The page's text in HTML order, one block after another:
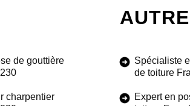
de gouttière
charpentier
Spécialiste
de toiture
Expert en